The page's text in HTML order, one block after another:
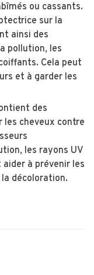
ou cassants.
sur la
ainsi des
pollution, les
Cela peut
et à garder les
des
cheveux contre
les rayons UV
à prévenir les
décoloration.